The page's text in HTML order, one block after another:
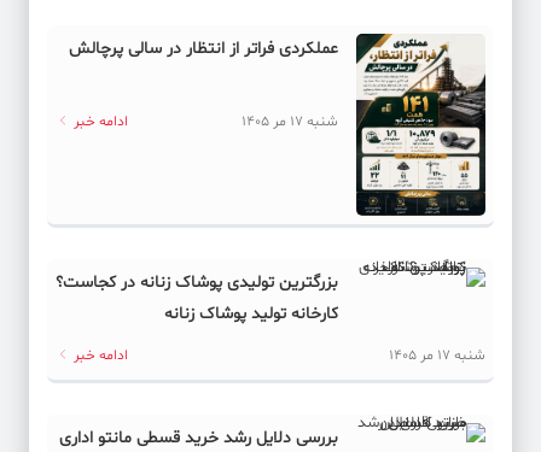
عملکردی فراتر از انتظار در سالی پرچالش
شنبه 17 مر 1405 ادامه خبر
بزرگترین تولیدی پوشاک زنانه در کجاست؟
کارخانه تولید پوشاک زنانه
شنبه 17 مر 1405 ادامه خبر
بررسی دلایل رشد خرید قسطی مانتو اداری